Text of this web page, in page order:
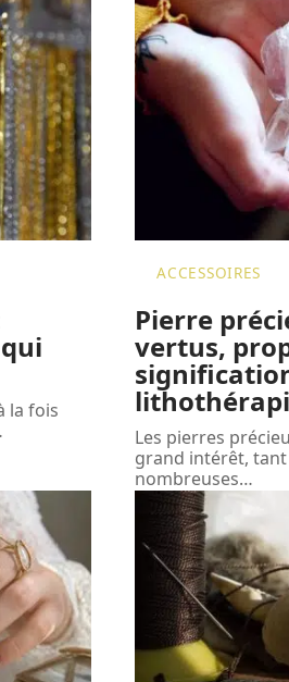
la fois
ACCESSOIRES
Pierre
vertus,
Les pierres
grand intérêt,
nombreuses…